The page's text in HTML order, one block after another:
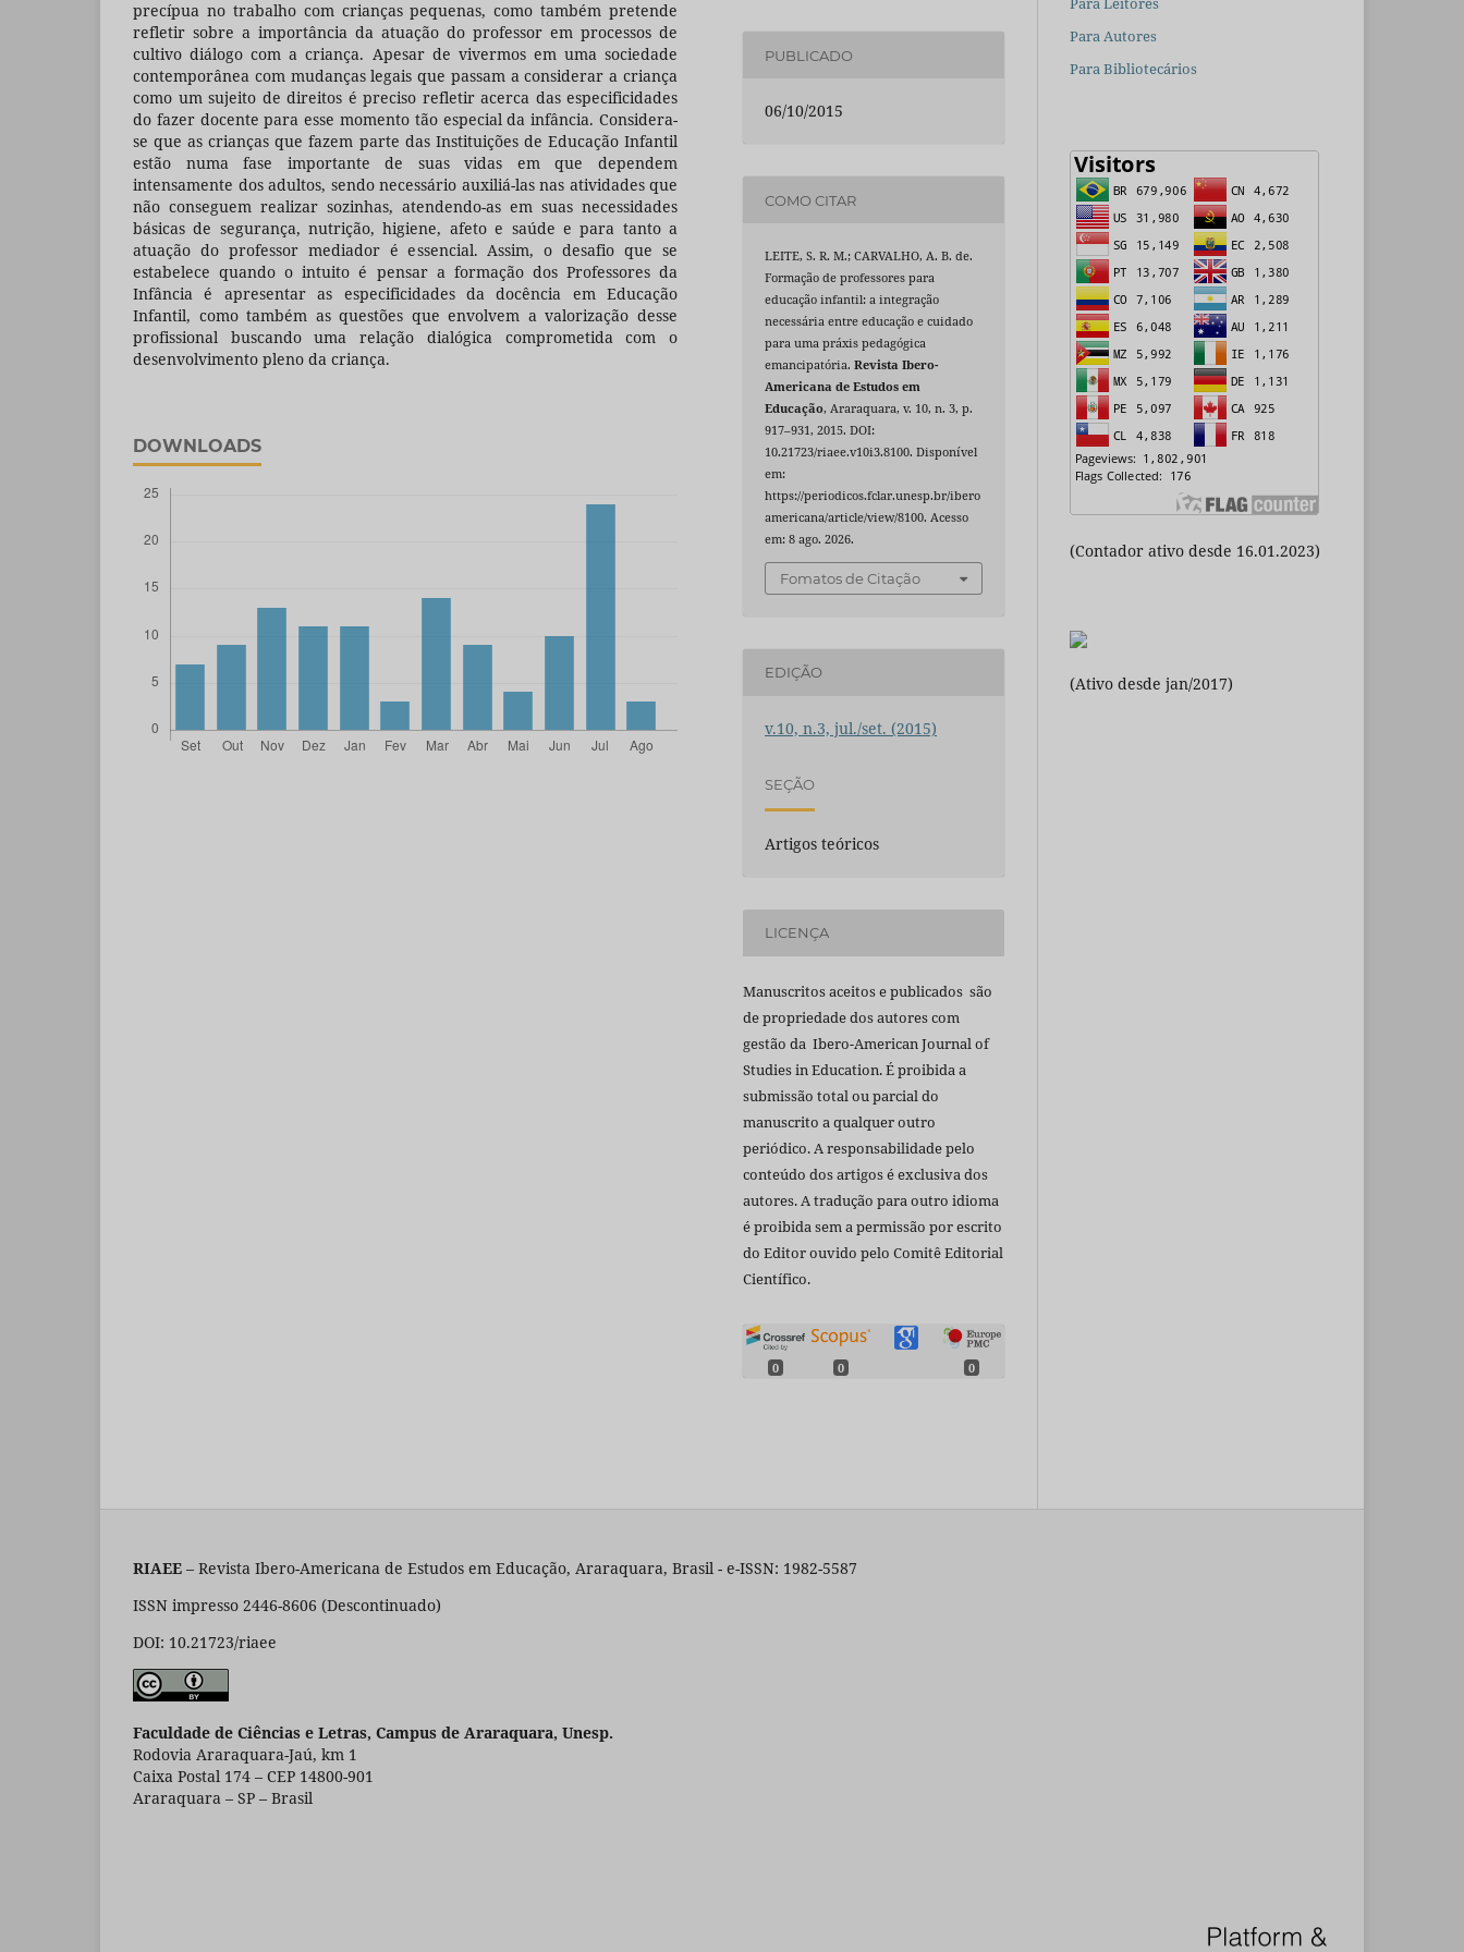
precípua no trabalho com crianças pequenas, como também pretende
refletir sobre a importância da atuação do professor em processos de
cultivo diálogo com a criança. Apesar de vivermos em uma sociedade
contemporânea com mudanças legais que passam a considerar a criança
como um sujeito de direitos é preciso refletir acerca das especificidades
do fazer docente para esse momento tão especial da infância. Considera-
se que as crianças que fazem parte das Instituições de Educação Infantil
estão numa fase importante de suas vidas em que dependem
intensamente dos adultos, sendo necessário auxiliá-las nas atividades que
não conseguem realizar sozinhas, atendendo-as em suas necessidades
básicas de segurança, nutrição, higiene, afeto e saúde e para tanto a
atuação do professor mediador é essencial. Assim, o desafio que se
estabelece quando o intuito é pensar a formação dos Professores da
Infância é apresentar as especificidades da docência em Educação
Infantil, como também as questões que envolvem a valorização desse
profissional buscando uma relação dialógica comprometida com o
desenvolvimento pleno da criança.
DOWNLOADS
PUBLICADO
06/10/2015
COMO CITAR
LEITE, S. R. M.; CARVALHO, A. B. de.
Formação de professores para
educação infantil: a integração
necessária entre educação e cuidado
para uma práxis pedagógica
emancipatória.Revista Ibero-
Americana de Estudos em
Educação, Araraquara, v. 10, n. 3, p.
917–931, 2015. DOI:
10.21723/riaee.v10i3.8100. Disponível
em:
https://periodicos.fclar.unesp.br/ibero
americana/article/view/8100. Acesso
em: 8 ago. 2026.
Fomatos de Citação
EDIÇÃO
v.10, n.3, jul./set. (2015)
SEÇÃO
Artigos teóricos
LICENÇA
Manuscritos aceitos e publicados são
de propriedade dos autores com
gestão da Ibero-American Journal of
Studies in Education. É proibida a
submissão total ou parcial do
manuscrito a qualquer outro
periódico. A responsabilidade pelo
conteúdo dos artigos é exclusiva dos
autores. A tradução para outro idioma
é proibida sem a permissão por escrito
do Editor ouvido pelo Comitê Editorial
Científico.
0 0 0
Para Autores
Para Bibliotecários
(Contador ativo desde 16.01.2023)
(Ativo desde jan/2017)
RIAEE – Revista Ibero-Americana de Estudos em Educação, Araraquara, Brasil - e-ISSN: 1982-5587
ISSN impresso 2446-8606 (Descontinuado)
DOI: 10.21723/riaee
Faculdade de Ciências e Letras, Campus de Araraquara, Unesp.
Rodovia Araraquara-Jaú, km 1
Caixa Postal 174 – CEP 14800-901
Araraquara – SP – Brasil